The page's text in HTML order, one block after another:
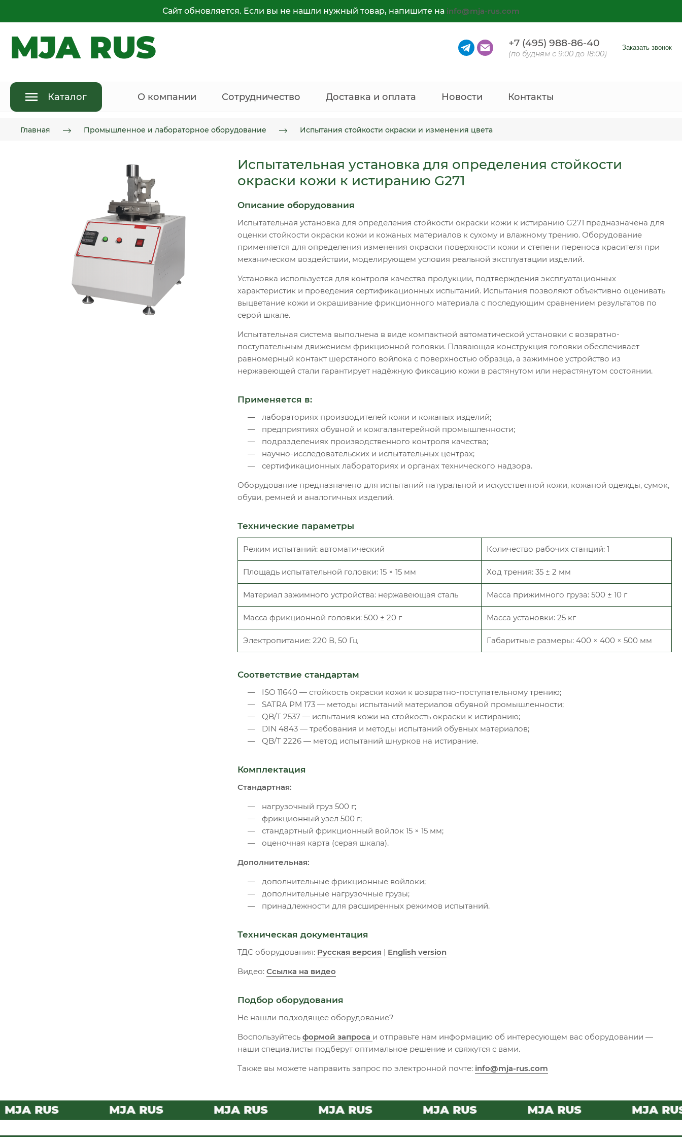
Сайт обновляется. Если вы не нашли нужный товар, напишите на info@mja-rus.com
MJA RUS +7 (495) 988-86-40
(по будням с 9:00 до 18:00)
Заказать звонок
Каталог О компании Сотрудничество Доставка и оплата Новости Контакты
Главная Промышленное и лабораторное оборудование Испытания стойкости окраски и изменения цвета
Испытательная установка для определения стойкости
окраски кожи к истиранию G271
Описание оборудования
Испытательная установка для определения стойкости окраски кожи к истиранию G271 предназначена для
оценки стойкости окраски кожи и кожаных материалов к сухому и влажному трению. Оборудование
применяется для определения изменения окраски поверхности кожи и степени переноса красителя при
механическом воздействии, моделирующем условия реальной эксплуатации изделий.
Установка используется для контроля качества продукции, подтверждения эксплуатационных
характеристик и проведения сертификационных испытаний. Испытания позволяют объективно оценивать
выцветание кожи и окрашивание фрикционного материала с последующим сравнением результатов по
серой шкале.
Испытательная система выполнена в виде компактной автоматической установки с возвратно-
поступательным движением фрикционной головки. Плавающая конструкция головки обеспечивает
равномерный контакт шерстяного войлока с поверхностью образца, а зажимное устройство из
нержавеющей стали гарантирует надёжную фиксацию кожи в растянутом или нерастянутом состоянии.
Применяется в:
лабораториях производителей кожи и кожаных изделий;
предприятиях обувной и кожгалантерейной промышленности;
подразделениях производственного контроля качества;
научно-исследовательских и испытательных центрах;
сертификационных лабораториях и органах технического надзора.
Оборудование предназначено для испытаний натуральной и искусственной кожи, кожаной одежды, сумок,
обуви, ремней и аналогичных изделий.
Технические параметры
Режим испытаний: автоматический Количество рабочих станций: 1
Площадь испытательной головки: 15 × 15 мм Ход трения: 35 ± 2 мм
Материал зажимного устройства: нержавеющая сталь Масса прижимного груза: 500 ± 10 г
Масса фрикционной головки: 500 ± 20 г Масса установки: 25 кг
Электропитание: 220 В, 50 Гц Габаритные размеры: 400 × 400 × 500 мм
Соответствие стандартам
ISO 11640 — стойкость окраски кожи к возвратно-поступательному трению;
SATRA PM 173 — методы испытаний материалов обувной промышленности;
QB/T 2537 — испытания кожи на стойкость окраски к истиранию;
DIN 4843 — требования и методы испытаний обувных материалов;
QB/T 2226 — метод испытаний шнурков на истирание.
Комплектация
Стандартная:
нагрузочный груз 500 г;
фрикционный узел 500 г;
стандартный фрикционный войлок 15 × 15 мм;
оценочная карта (серая шкала).
Дополнительная:
дополнительные фрикционные войлоки;
дополнительные нагрузочные грузы;
принадлежности для расширенных режимов испытаний.
Техническая документация
ТДС оборудования: Русская версия | English version
Видео: Ссылка на видео
Подбор оборудования
Не нашли подходящее оборудование?
Воспользуйтесь формой запроса и отправьте нам информацию об интересующем вас оборудовании —
наши специалисты подберут оптимальное решение и свяжутся с вами.
Также вы можете направить запрос по электронной почте: info@mja-rus.com
RUS MJA RUS MJA RUS MJA RUS MJA RUS MJA RUS MJA RUS